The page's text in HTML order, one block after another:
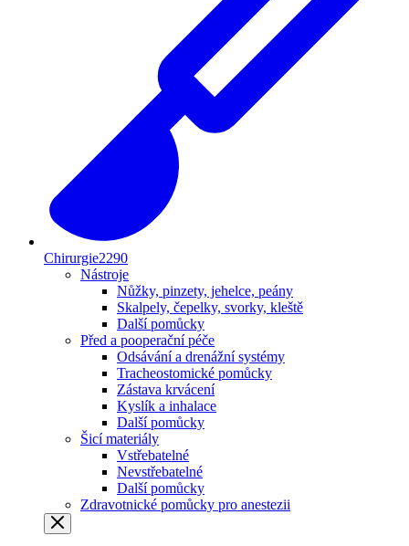
Chirurgie2290
Nástroje
Nůžky, pinzety, jehelce, peány
Skalpely, čepelky, svorky, kleště
Další pomůcky
Před a pooperační péče
Odsávání a drenážní systémy
Tracheostomické pomůcky
Zástava krvácení
Kyslík a inhalace
Další pomůcky
Šicí materiály
Vstřebatelné
Nevstřebatelné
Další pomůcky
Zdravotnické pomůcky pro anestezii